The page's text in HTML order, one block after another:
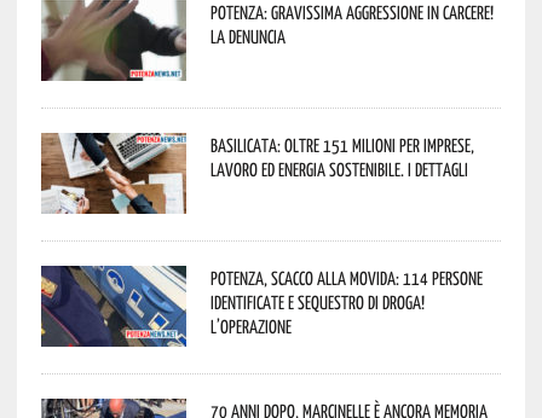
Potenza: gravissima aggressione in Carcere!
La denuncia
Basilicata: oltre 151 milioni per imprese,
lavoro ed energia sostenibile. I dettagli
Potenza, scacco alla movida: 114 persone
identificate e sequestro di droga!
L’operazione
70 anni dopo, Marcinelle è ancora memoria